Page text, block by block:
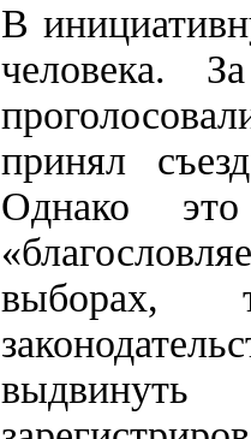
В
человека.
принял
Однако
выборах,